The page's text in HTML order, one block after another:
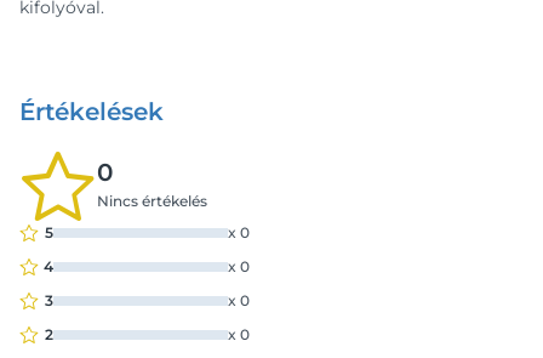
kifolyóval.
Értékelések
0
Nincs értékelés
5
x 0
4
x 0
3
x 0
2
x 0